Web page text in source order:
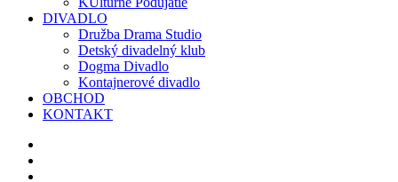
DIVADLO
Družba Drama Studio
Detský divadelný klub
Dogma Divadlo
Kontajnerové divadlo
OBCHOD
KONTAKT